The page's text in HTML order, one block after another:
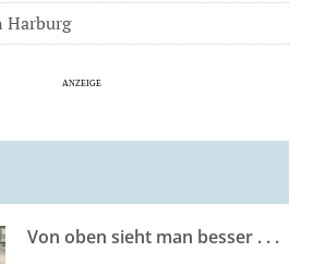
Harburg
Von oben sieht man besser . . .